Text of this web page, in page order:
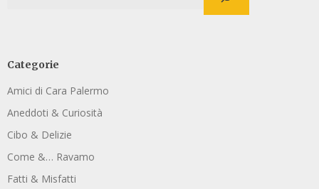
Categorie
Amici di Cara Palermo
Aneddoti & Curiosità
Cibo & Delizie
Come &… Ravamo
Fatti & Misfatti